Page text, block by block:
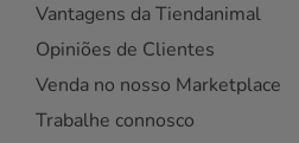
Vantagens da Tiendanimal
Opiniões de Clientes
Venda no nosso Marketplace
Trabalhe connosco